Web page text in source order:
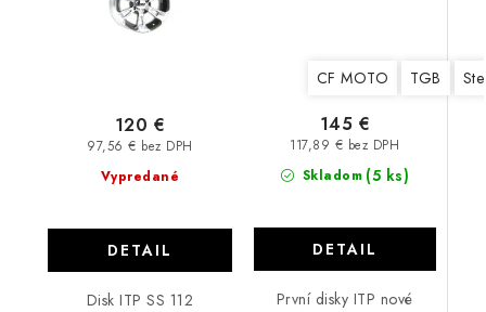
Vypredané
97,56 € bez DPH
120 €
DETAIL
Disk ITP SS 112
CF MOTO TGB
Skladom (5 ks)
117,89 € bez DPH
145 €
DETAIL
První disky ITP nové